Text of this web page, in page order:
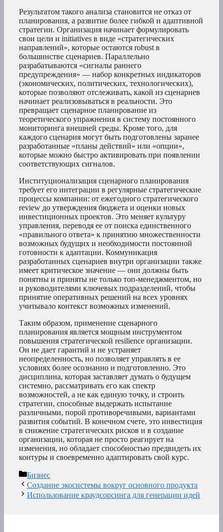
Результатом такого анализа становится не отказ от
планирования, а развитие более гибкой и адаптивной
стратегии. Организация начинает формулировать
свои цели и initiatives в виде «стратегических
направлений», которые остаются robust в
большинстве сценариев. Параллельно
разрабатываются «сигналы раннего
предупреждения» — набор конкретных индикаторов
(экономических, политических, технологических),
которые позволяют отслеживать, какой из сценариев
начинает реализовываться в реальности. Это
превращает сценарное планирование из
теоретического упражнения в систему постоянного
мониторинга внешней среды. Кроме того, для
каждого сценария могут быть подготовлены заранее
разработанные «планы действий» или «опции»,
которые можно быстро активировать при появлении
соответствующих сигналов.
Институционализация сценарного планирования
требует его интеграции в регулярные стратегические
процессы компании: от ежегодного стратегического
review до утверждения бюджета и оценки новых
инвестиционных проектов. Это меняет культуру
управления, переводя ее от поиска единственного
«правильного ответа» к принятию множественности
возможных будущих и необходимости постоянной
готовности к адаптации. Коммуникация
разработанных сценариев внутри организации также
имеет критическое значение — они должны быть
понятны и приняты не только топ-менеджментом, но
и руководителями ключевых подразделений, чтобы
принятие оперативных решений на всех уровнях
учитывало контекст возможных изменений.
Таким образом, применение сценарного
планирования является мощным инструментом
повышения стратегической resilience организации.
Он не дает гарантий и не устраняет
неопределенность, но позволяет управлять в ее
условиях более осознанно и подготовленно. Это
дисциплина, которая заставляет думать о будущем
системно, рассматривать его как спектр
возможностей, а не как единую точку, и строить
стратегии, способные выдержать испытание
различными, порой противоречивыми, вариантами
развития событий. В конечном счете, это инвестиция
в снижение стратегических рисков и в создание
организации, которая не просто реагирует на
изменения, но обладает способностью предвидеть их
контуры и своевременно адаптировать свой курс.
Рубрики
Бизнес
Создание экосистемы вокруг основного продукта
Использование краудсорсинга для генерации идей